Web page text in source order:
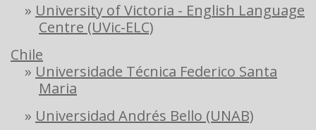
» University of Victoria - English Language
Centre (UVic-ELC)
Chile
» Universidade Técnica Federico Santa
Maria
» Universidad Andrés Bello (UNAB)